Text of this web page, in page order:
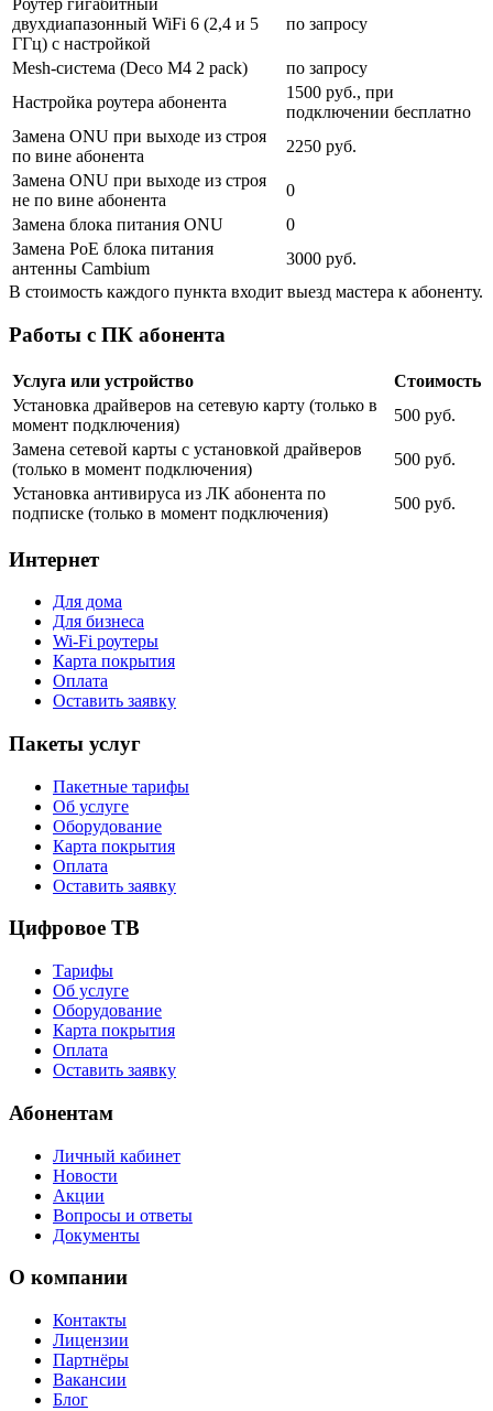
Роутер гигабитный
двухдиапазонный WiFi 6 (2,4 и 5
ГГц) с настройкой
по запросу
Mesh-система (Deco M4 2 pack)
по запросу
Настройка роутера абонента
1500 руб., при
подключении бесплатно
Замена ONU при выходе из строя
по вине абонента
2250 руб.
Замена ONU при выходе из строя
не по вине абонента
0
Замена блока питания ONU
0
Замена PoE блока питания
антенны Cambium
3000 руб.
В стоимость каждого пункта входит выезд мастера к абоненту.
Работы с ПК абонента
Услуга или устройство
Стоимость
Установка драйверов на сетевую карту (только в
момент подключения)
500 руб.
Замена сетевой карты с установкой драйверов
(только в момент подключения)
500 руб.
Установка антивируса из ЛК абонента по
подписке (только в момент подключения)
500 руб.
Интернет
Для дома
Для бизнеса
Wi-Fi роутеры
Карта покрытия
Оплата
Оставить заявку
Пакеты услуг
Пакетные тарифы
Об услуге
Оборудование
Карта покрытия
Оплата
Оставить заявку
Цифровое ТВ
Тарифы
Об услуге
Оборудование
Карта покрытия
Оплата
Оставить заявку
Абонентам
Личный кабинет
Новости
Акции
Вопросы и ответы
Документы
О компании
Контакты
Лицензии
Партнёры
Вакансии
Блог